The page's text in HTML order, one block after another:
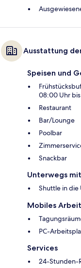
Ausstattung
Speisen und
08:00 Uhr
Restaurant
Bar/Lounge
Poolbar
Snackbar
Unterwegs
Shuttle in die
Mobiles
PC-
Services
24-Stunden-